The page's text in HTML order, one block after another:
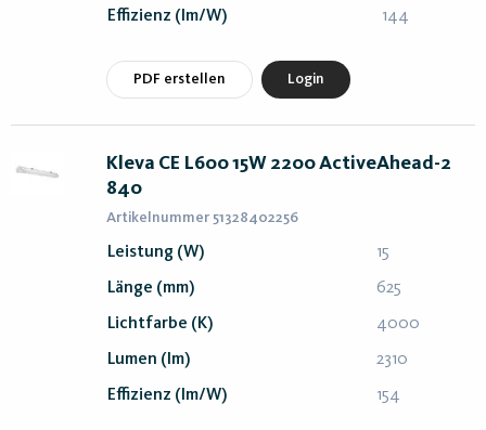
Effizienz (lm/W) 144
PDF erstellen Login
Kleva CE L600 15W 2200 ActiveAhead-2
840
Artikelnummer 51328402256
Leistung (W) 15
Länge (mm) 625
Lichtfarbe (K) 4000
Lumen (lm) 2310
Effizienz (lm/W) 154